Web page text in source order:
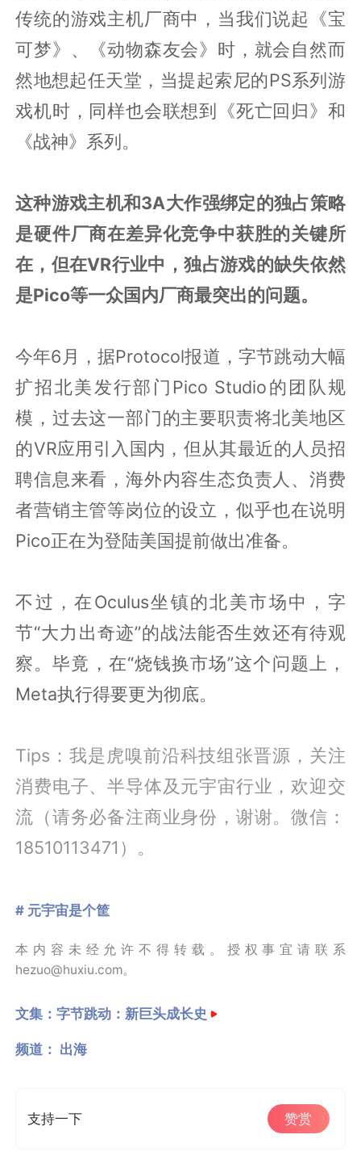
传统的游戏主机厂商中，当我们说起《宝
可梦》、《动物森友会》时，就会自然而
然地想起任天堂，当提起索尼的PS系列游
戏机时，同样也会联想到《死亡回归》和
《战神》系列。
这种游戏主机和3A大作强绑定的独占策略
是硬件厂商在差异化竞争中获胜的关键所
在，但在VR行业中，独占游戏的缺失依然
是Pico等一众国内厂商最突出的问题。
今年6月，据Protocol报道，字节跳动大幅
扩招北美发行部门Pico Studio的团队规
模，过去这一部门的主要职责将北美地区
的VR应用引入国内，但从其最近的人员招
聘信息来看，海外内容生态负责人、消费
者营销主管等岗位的设立，似乎也在说明
Pico正在为登陆美国提前做出准备。
不过，在Oculus坐镇的北美市场中，字
节“大力出奇迹”的战法能否生效还有待观
察。毕竟，在“烧钱换市场”这个问题上，
Meta执行得要更为彻底。
Tips：我是虎嗅前沿科技组张晋源，关注
消费电子、半导体及元宇宙行业，欢迎交
流（请务必备注商业身份，谢谢。微信：
18510113471）。
# 元宇宙是个筐
本内容未经允许不得转载。授权事宜请联系
hezuo@huxiu.com。
文集：字节跳动：新巨头成长史
频道： 出海
支持一下 赞赏